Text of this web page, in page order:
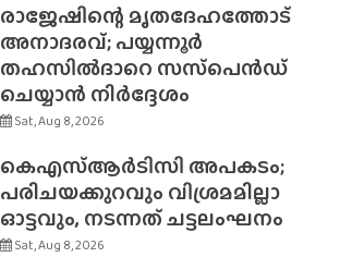
രാജേഷിന്റെ മൃതദേഹത്തോട്
അനാദരവ്; പയ്യന്നൂർ
തഹസിൽദാറെ സസ്‌പെൻഡ്
ചെയ്യാൻ നിർദ്ദേശം
Sat, Aug 8, 2026
കെഎസ്ആർടിസി അപകടം;
പരിചയക്കുറവും വിശ്രമമില്ലാ
ഓട്ടവും, നടന്നത് ചട്ടലംഘനം
Sat, Aug 8, 2026